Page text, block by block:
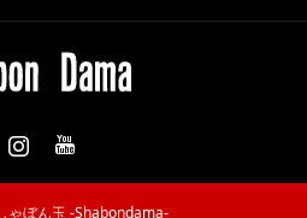
ゃぼん玉 -Shabondama-